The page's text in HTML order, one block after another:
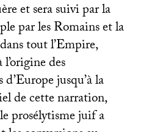
et sera suivi par la
par les Romains et la
tout l’Empire,
des
jusqu’à la
de cette narration,
prosélytisme juif a